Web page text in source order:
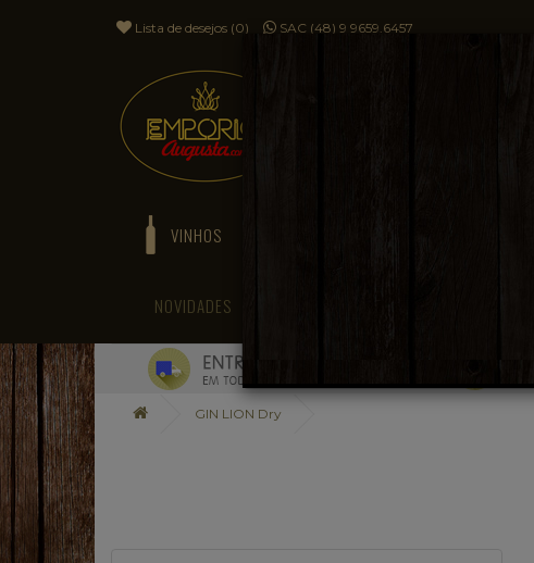
Lista de desejos (0) SAC (48) 9 9659.6457
VINHOS
NOVIDADES
GIN LION Dry